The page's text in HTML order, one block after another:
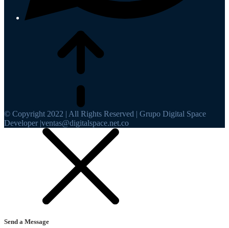
© Copyright 2022 | All Rights Reserved | Grupo Digital Space
Developer |ventas@digitalspace.net.co
Send a Message